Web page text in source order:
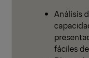
Análisis
fáciles